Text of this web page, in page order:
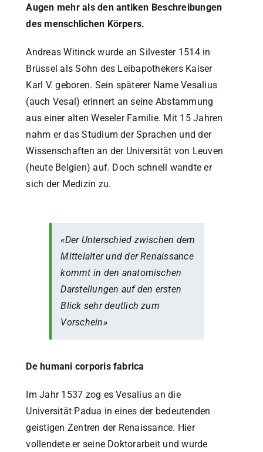
Augen mehr als den antiken Beschreibungen
des menschlichen Körpers.
Andreas Witinck wurde an Silvester 1514 in
Brüssel als Sohn des Leibapothekers Kaiser
Karl V. geboren. Sein späterer Name Vesalius
(auch Vesal) erinnert an seine Abstammung
aus einer alten Weseler Familie. Mit 15 Jahren
nahm er das Studium der Sprachen und der
Wissenschaften an der Universität von Leuven
(heute Belgien) auf. Doch schnell wandte er
sich der Medizin zu.
«Der Unterschied zwischen dem
Mittelalter und der Renaissance
kommt in den anatomischen
Darstellungen auf den ersten
Blick sehr deutlich zum
Vorschein»
De humani corporis fabrica
Im Jahr 1537 zog es Vesalius an die
Universität Padua in eines der bedeutenden
geistigen Zentren der Renaissance. Hier
vollendete er seine Doktorarbeit und wurde